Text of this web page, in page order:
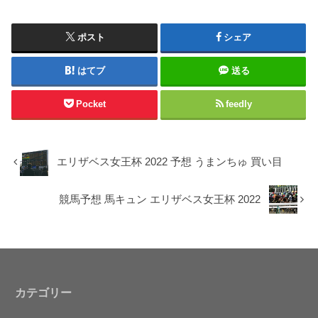
ポスト シェア
はてブ 送る
Pocket feedly
エリザベス女王杯 2022 予想 うまンちゅ 買い目
競馬予想 馬キュン エリザベス女王杯 2022
カテゴリー